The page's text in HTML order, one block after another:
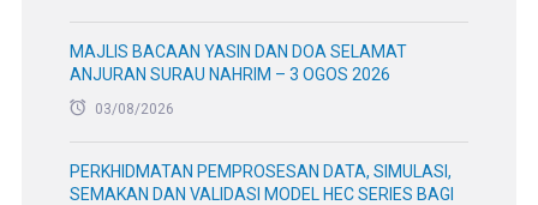
MAJLIS BACAAN YASIN DAN DOA SELAMAT
ANJURAN SURAU NAHRIM – 3 OGOS 2026
03/08/2026
PERKHIDMATAN PEMPROSESAN DATA, SIMULASI,
SEMAKAN DAN VALIDASI MODEL HEC SERIES BAGI